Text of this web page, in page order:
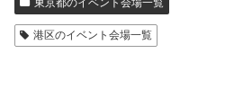
港区のイベント会場一覧